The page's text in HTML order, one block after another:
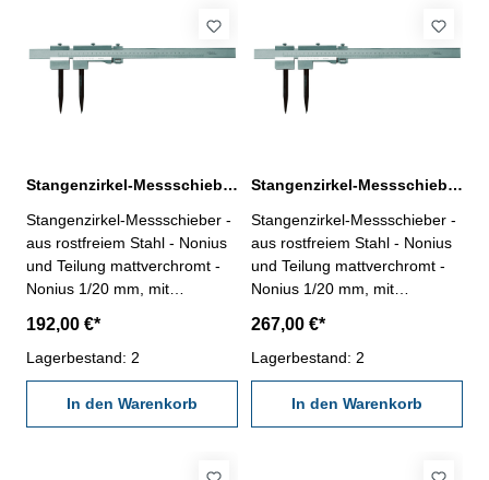
Stangenzirkel-Messschieber 1500 mm
Stangenzirkel-Messschieber -
aus rostfreiem Stahl - Nonius
und Teilung mattverchromt -
Nonius 1/20 mm, mit
Vierkantstange -
auswechselbare HM-Spitzen
Messbereich : 1500 mm
192,00 €*
Lagerbestand: 2
In den Warenkorb
Stangenzirkel-Messschieber 2000 mm
Stangenzirkel-Messschieber -
aus rostfreiem Stahl - Nonius
und Teilung mattverchromt -
Nonius 1/20 mm, mit
Vierkantstange -
auswechselbare HM-Spitzen
Messbereich : 2000 mm
Speditionsware! Bitte
beachten Sie unsere
267,00 €*
Lagerbestand: 2
In den Warenkorb